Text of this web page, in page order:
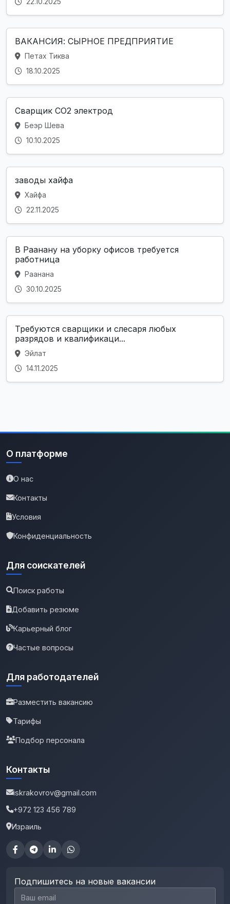
ВАКАНСИЯ: СЫРНОЕ ПРЕДПРИЯТИЕ
Петах Тиква
18.10.2025
Сварщик CO2 электрод
Беэр Шева
10.10.2025
заводы хайфа
Хайфа
22.11.2025
В Раанану на уборку офисов требуется
работница
Раанана
30.10.2025
Требуются сварщики и слесаря любых
разрядов и квалификаци...
Эйлат
14.11.2025
О платформе
О нас
Контакты
Условия
Конфиденциальность
Для соискателей
Поиск работы
Добавить резюме
Карьерный блог
Частые вопросы
Для работодателей
Разместить вакансию
Тарифы
Подбор персонала
Контакты
iskrakovrov@gmail.com
+972 123 456 789
Израиль
Подпишитесь на новые вакансии
Email для подписки